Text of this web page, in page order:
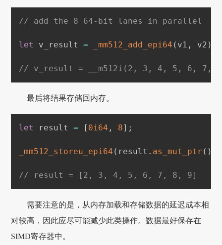
// add the 8 64-bit lanes in parallel
let v_result = _mm512_add_epi64 ( v1 , v2 )
// v_result = __m512i(2, 3, 4, 5, 6, 7,
最后将结果存储回内存。
let result = [ 0i64 , 8] ;
_mm512_storeu_epi64 ( result . as_mut_ptr ( )
// result = [2, 3, 4, 5, 6, 7, 8, 9]
需要注意的是，从内存加载和存储数据的延迟成本相
对较高，因此应尽可能减少此类操作。数据最好保存在
SIMD寄存器中。